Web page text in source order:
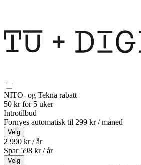
NITO- og Tekna rabatt
50 kr for 5 uker
Introtilbud
Fornyes automatisk til 299 kr / måned
Velg
2 990 kr / år
Spar 598 kr /år
Velg